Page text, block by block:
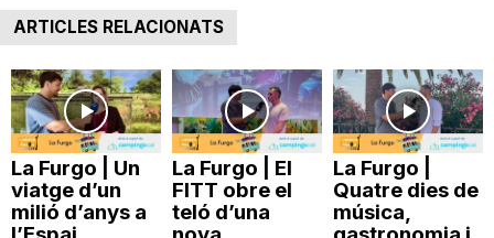
a
g
o
n
ARTICLES RELACIONATS
La Furgo | Un
viatge d’un
milió d’anys a
La Furgo | El
FITT obre el
teló d’una
La Furgo |
Quatre dies de
música,